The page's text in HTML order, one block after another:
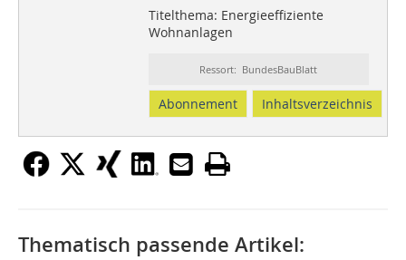
Titelthema: Energieeffiziente
Wohnanlagen
Ressort: BundesBauBlatt
Abonnement Inhaltsverzeichnis
Thematisch passende Artikel: